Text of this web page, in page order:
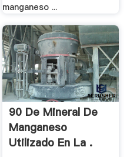
manganeso ...
90 De Mineral De
Manganeso
Utilizado En La .